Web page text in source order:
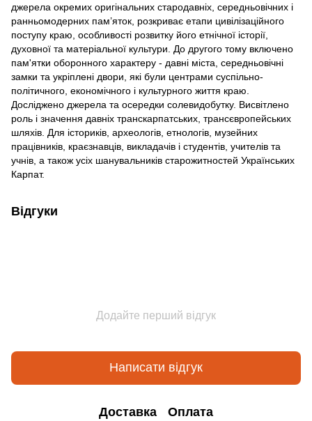
джерела окремих оригінальних стародавніх, середньовічних і
ранньомодерних пам’яток, розкриває етапи цивілізаційного
поступу краю, особливості розвитку його етнічної історії,
духовної та матеріальної культури. До другого тому включено
пам'ятки оборонного характеру - давні міста, середньовічні
замки та укріплені двори, які були центрами суспільно-
політичного, економічного і культурного життя краю.
Досліджено джерела та осередки солевидобутку. Висвітлено
роль і значення давніх транскарпатських, трансєвропейських
шляхів. Для істориків, археологів, етнологів, музейних
працівників, краєзнавців, викладачів і студентів, учителів та
учнів, а також усіх шанувальників старожитностей Українських
Карпат.
Відгуки
Додайте перший відгук
Написати відгук
Доставка Оплата